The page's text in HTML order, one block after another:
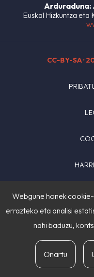
Arduraduna:
Euskal Hizkuntza eta
CC-BY-SA·
Webgune honek
errazteko eta analisi
nahi baduzu,
Onartu